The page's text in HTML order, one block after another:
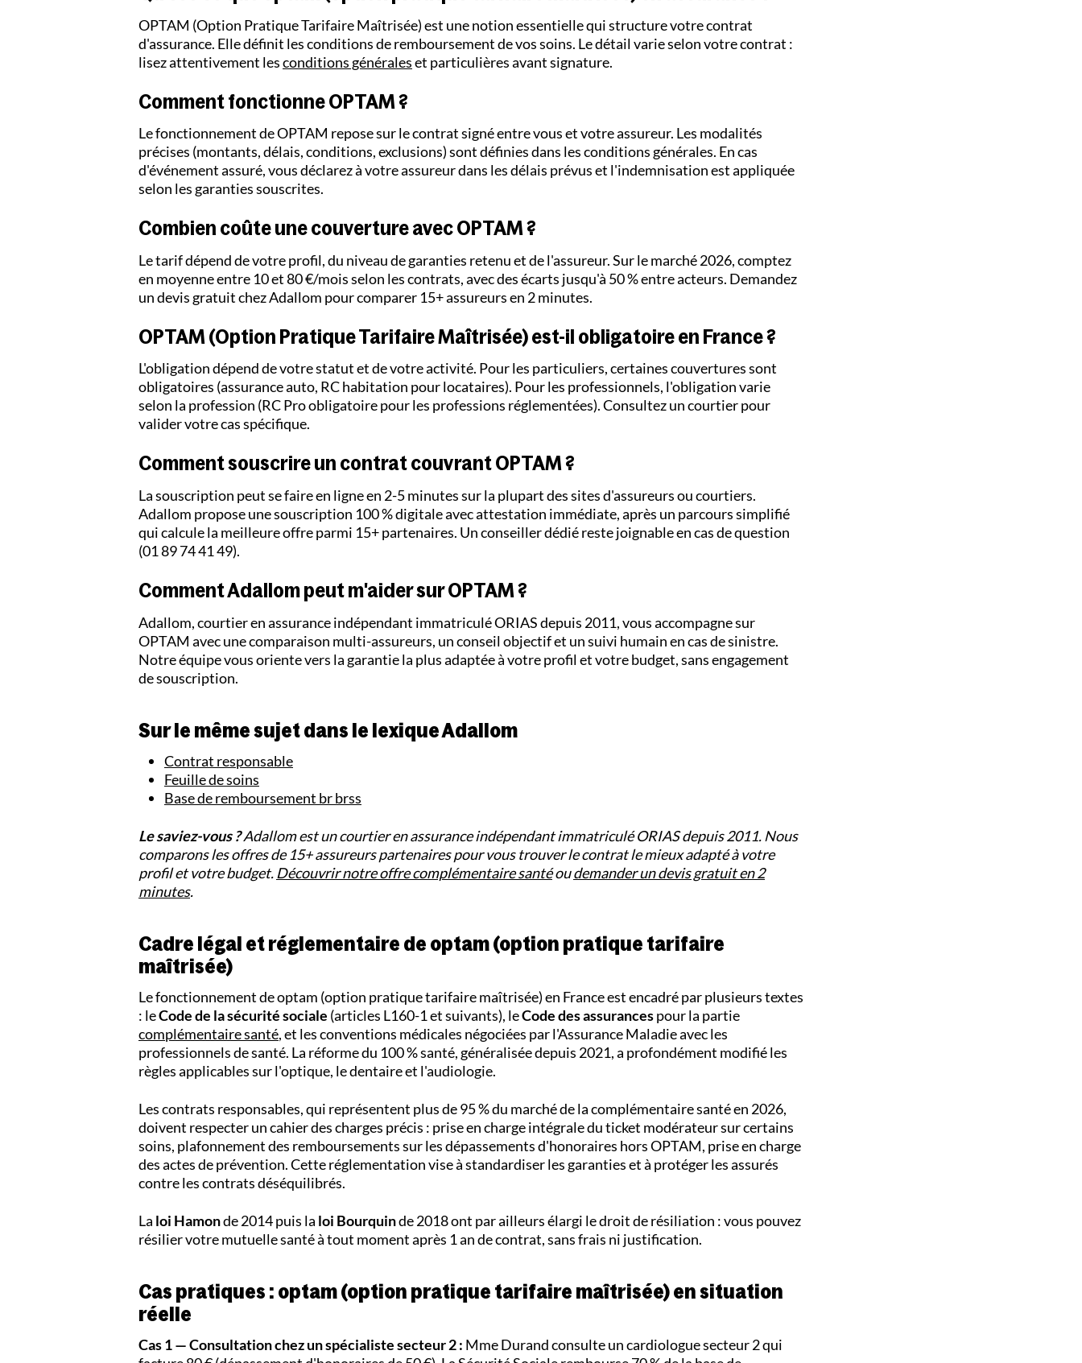
OPTAM (Option Pratique Tarifaire Maîtrisée) est une notion essentielle qui structure votre contrat
d'assurance. Elle définit les conditions de remboursement de vos soins. Le détail varie selon votre contrat :
lisez attentivement lesconditions généraleset particulières avant signature.
Comment fonctionne OPTAM ?
Le fonctionnement de OPTAM repose sur le contrat signé entre vous et votre assureur. Les modalités
précises (montants, délais, conditions, exclusions) sont définies dans les conditions générales. En cas
d'événement assuré, vous déclarez à votre assureur dans les délais prévus et l'indemnisation est appliquée
selon les garanties souscrites.
Combien coûte une couverture avec OPTAM ?
Le tarif dépend de votre profil, du niveau de garanties retenu et de l'assureur. Sur le marché 2026, comptez
en moyenne entre 10 et 80 €/mois selon les contrats, avec des écarts jusqu'à 50 % entre acteurs. Demandez
un devis gratuit chez Adallom pour comparer 15+ assureurs en 2 minutes.
OPTAM (Option Pratique Tarifaire Maîtrisée) est-il obligatoire en France ?
L'obligation dépend de votre statut et de votre activité. Pour les particuliers, certaines couvertures sont
obligatoires (assurance auto, RC habitation pour locataires). Pour les professionnels, l'obligation varie
selon la profession (RC Pro obligatoire pour les professions réglementées). Consultez un courtier pour
valider votre cas spécifique.
Comment souscrire un contrat couvrant OPTAM ?
La souscription peut se faire en ligne en 2-5 minutes sur la plupart des sites d'assureurs ou courtiers.
Adallom propose une souscription 100 % digitale avec attestation immédiate, après un parcours simplifié
qui calcule la meilleure offre parmi 15+ partenaires. Un conseiller dédié reste joignable en cas de question
(01 89 74 41 49).
Comment Adallom peut m'aider sur OPTAM ?
Adallom, courtier en assurance indépendant immatriculé ORIAS depuis 2011, vous accompagne sur
OPTAM avec une comparaison multi-assureurs, un conseil objectif et un suivi humain en cas de sinistre.
Notre équipe vous oriente vers la garantie la plus adaptée à votre profil et votre budget, sans engagement
de souscription.
Sur le même sujet dans le lexique Adallom
Contrat responsable
Feuille de soins
Base de remboursement br brss
Le saviez-vous ?Adallom est un courtier en assurance indépendant immatriculé ORIAS depuis 2011. Nous
comparons les offres de 15+ assureurs partenaires pour vous trouver le contrat le mieux adapté à votre
profil et votre budget. Découvrir notre offre complémentaire santéoudemander un devis gratuit en 2
minutes.
Cadre légal et réglementaire de optam (option pratique tarifaire
maîtrisée)
Le fonctionnement de optam (option pratique tarifaire maîtrisée) en France est encadré par plusieurs textes
: leCode de la sécurité sociale (articles L160-1 et suivants), leCode des assurancespour la partie
complémentaire santé, et les conventions médicales négociées par l'Assurance Maladie avec les
professionnels de santé. La réforme du 100 % santé, généralisée depuis 2021, a profondément modifié les
règles applicables sur l'optique, le dentaire et l'audiologie.
Les contrats responsables, qui représentent plus de 95 % du marché de la complémentaire santé en 2026,
doivent respecter un cahier des charges précis : prise en charge intégrale du ticket modérateur sur certains
soins, plafonnement des remboursements sur les dépassements d'honoraires hors OPTAM, prise en charge
des actes de prévention. Cette réglementation vise à standardiser les garanties et à protéger les assurés
contre les contrats déséquilibrés.
La loi Hamonde 2014 puis la loi Bourquinde 2018 ont par ailleurs élargi le droit de résiliation : vous pouvez
résilier votre mutuelle santé à tout moment après 1 an de contrat, sans frais ni justification.
Cas pratiques : optam (option pratique tarifaire maîtrisée) en situation
réelle
Cas 1 — Consultation chez un spécialiste secteur 2 : Mme Durand consulte un cardiologue secteur 2 qui